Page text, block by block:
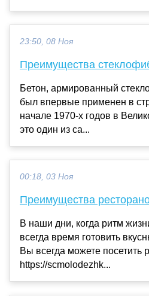
23:50, 08 Ноя
Преимущества
Бетон, армированный
был впервые применен в
начале 1970-х годов в
это один из са...
00:18, 03 Ноя
Преимущества
В наши дни, когда ритм
всегда время готовить
Вы всегда можете посетить
https://scmolodezhk...